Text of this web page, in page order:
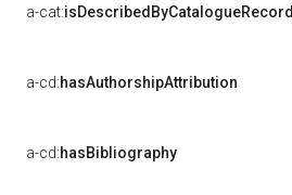
a-cat:isDescribedByCatalogueRecord
a-cd:hasAuthorshipAttribution
a-cd:hasBibliography